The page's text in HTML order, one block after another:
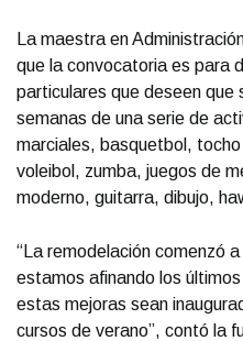
La maestra en
que la convocatoria es para
particulares que deseen que
semanas de una serie de
marciales, basquetbol,
voleibol, zumba, juegos de
moderno, guitarra, dibujo,
“La remodelación comenzó
estamos afinando los
estas mejoras sean
cursos de verano”, contó la